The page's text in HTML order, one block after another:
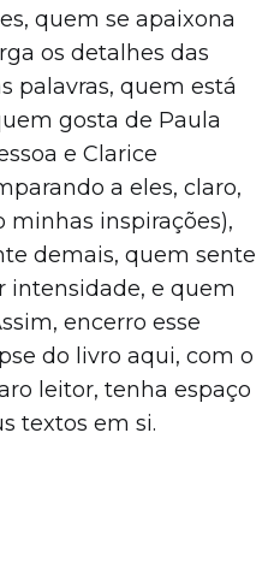
quem se apaixona
os detalhes das
palavras, quem está
gosta de Paula
e Clarice
a eles, claro,
minhas inspirações),
demais, quem sente
intensidade, e quem
encerro esse
do livro aqui, com o
leitor, tenha espaço
textos em si.